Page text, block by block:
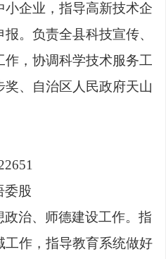
企业，指导高新技术企
报。负责全县科技宣传、
，协调科学技术服务工
、自治区人民政府天山
委股
治、师德建设工作。指
作， 指导教育系统做好